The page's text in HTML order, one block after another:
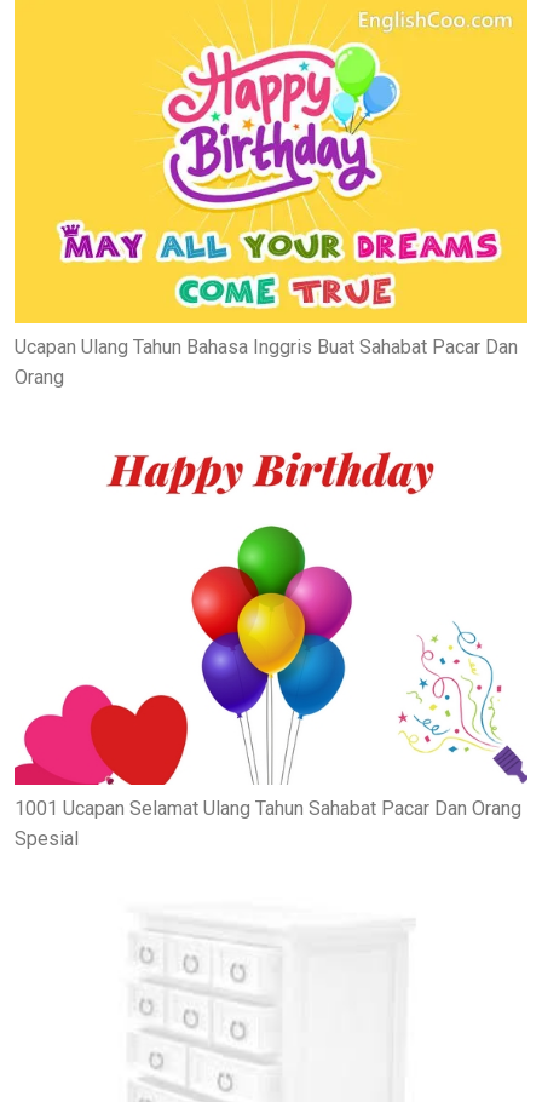
Ucapan Ulang Tahun Bahasa Inggris Buat Sahabat Pacar Dan
Orang
1001 Ucapan Selamat Ulang Tahun Sahabat Pacar Dan Orang
Spesial